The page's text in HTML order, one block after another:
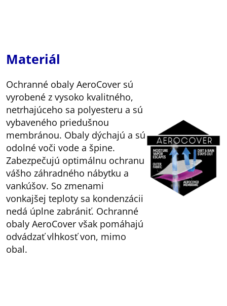
Materiál
Ochranné obaly AeroCover sú
vyrobené z vysoko kvalitného,
netrhajúceho sa polyesteru a sú
vybaveného priedušnou
membránou. Obaly dýchajú a sú
odolné voči vode a špine.
Zabezpečujú optimálnu ochranu
vášho záhradného nábytku a
vankúšov. So zmenami
vonkajšej teploty sa kondenzácii
nedá úplne zabrániť. Ochranné
obaly AeroCover však pomáhajú
odvádzať vlhkosť von, mimo
obal.